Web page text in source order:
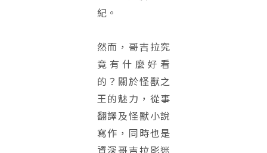
紀。
然而，哥吉拉究
竟有什麼好看
的？關於怪獸之
王的魅力，從事
翻譯及怪獸小說
寫作，同時也是
資深哥吉拉影迷